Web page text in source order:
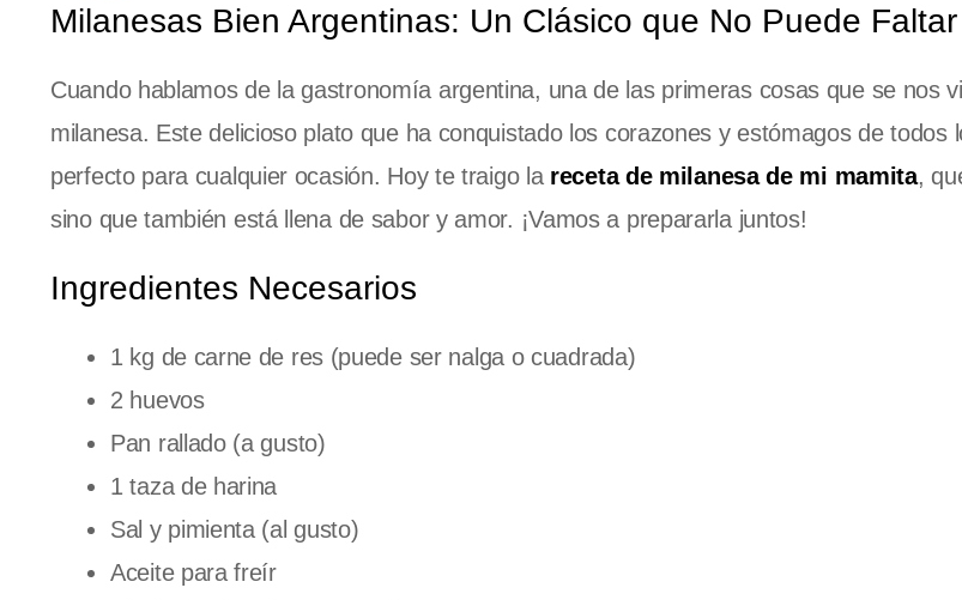
Milanesas Bien Argentinas: Un Clásico que No Puede
Cuando hablamos de la gastronomía argentina, una de las primeras cosas que se nos
milanesa. Este delicioso plato que ha conquistado los corazones y estómagos de todos
perfecto para cualquier ocasión. Hoy te traigo la receta de milanesa de mi mamita,
sino que también está llena de sabor y amor. ¡Vamos a prepararla juntos!
Ingredientes Necesarios
1 kg de carne de res (puede ser nalga o cuadrada)
2 huevos
Pan rallado (a gusto)
1 taza de harina
Sal y pimienta (al gusto)
Aceite para freír